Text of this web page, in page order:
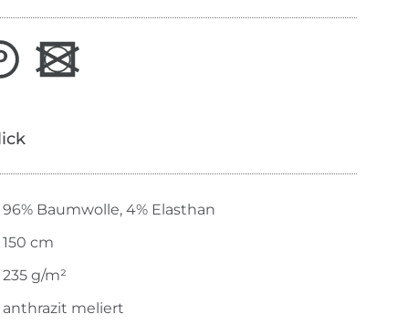
96% Baumwolle, 4% Elasthan
150 cm
235 g/m²
anthrazit meliert